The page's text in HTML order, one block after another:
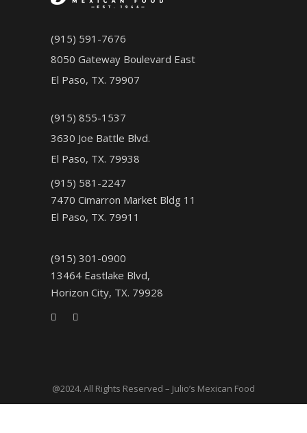
(915) 591-7676
8050 Gateway Boulevard East
El Paso, TX. 79907
(915) 855-1537
3630 Joe Battle Blvd.
El Paso, TX. 79938
(915) 581-2247
7470 Cimarron Market Bldg 11
El Paso, TX. 79911
(915) 301-0900
13464 Eastlake Blvd,
Horizon City, TX. 79928
@2024. All Rights Reserved – Julio’s Mexican Food